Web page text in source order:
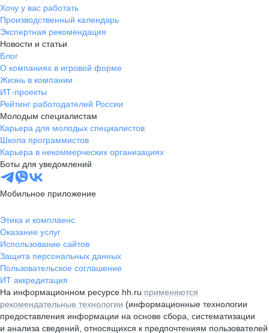
Хочу у вас работать
Производственный календарь
Экспертная рекомендация
Новости и статьи
Блог
О компаниях в игровой форме
Жизнь в компании
ИТ-проекты
Рейтинг работодателей России
Молодым специалистам
Карьера для молодых специалистов
Школа программистов
Карьера в некоммерческих организациях
Боты для уведомлений
Мобильное приложение
Этика и комплаенс
Оказание услуг
Использование сайтов
Защита персональных данных
Пользовательское соглашение
ИТ аккредитация
На информационном ресурсе hh.ru применяются
рекомендательные технологии (информационные технологии
предоставления информации на основе сбора, систематизации
и анализа сведений, относящихся к предпочтениям пользователей